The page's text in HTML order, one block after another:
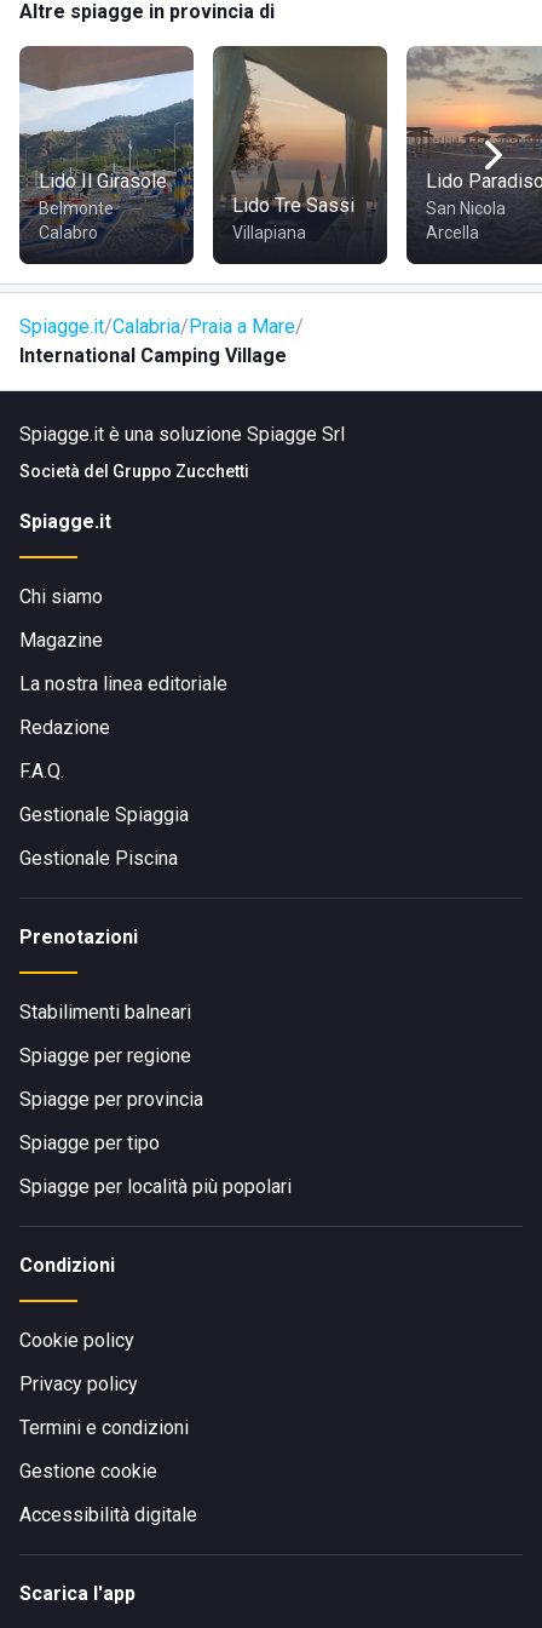
Lo stabilimento è facilmente raggiungibile dal centro
abitato di Praia a Mare, anche in bicicletta. Chi parte da
Cosenza può raggiungere il lido percorrendo la Strada
Statale 107 Silana Crotonese e successivamente la Strada
Statale Tirrena Inferiore, per un tragitto di poco più di 100
chilometri. La vicinanza allastazione di Praja Ajeta
Tortorarende il lido accessibile anche a chi proviene
dall'entroterra calabrese.
Altre spiagge in provincia di
Lido Il Girasole
Belmonte
Calabro
Lido Tre Sassi
Villapiana
Lido
San Nicola
Arcella
Spiagge.it Calabria Praia a Mare
International Camping Village
Spiagge.it è una soluzione Spiagge Srl
Società del Gruppo Zucchetti
Spiagge.it
Chi siamo
Magazine
La nostra linea editoriale
Redazione
F.A.Q.
Gestionale Spiaggia
Gestionale Piscina
Prenotazioni
Stabilimenti balneari
Spiagge per regione
Spiagge per provincia
Spiagge per tipo
Spiagge per località più popolari
Condizioni
Cookie policy
Privacy policy
Termini e condizioni
Gestione cookie
Accessibilità digitale
Scarica l'app